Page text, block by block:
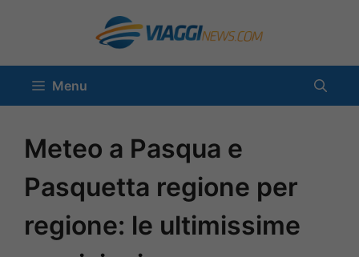
contenuto
Menu
Meteo a Pasqua e
Pasquetta regione per
regione: le ultimissime